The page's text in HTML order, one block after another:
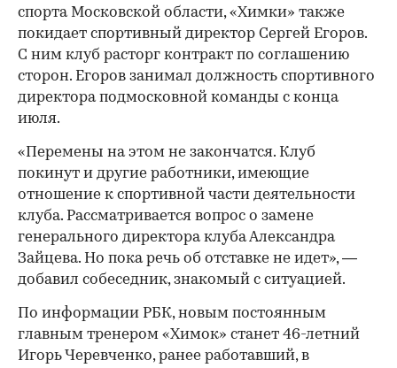
00:00
спорта Московской области, «Химки» также
покидает спортивный директор Сергей Егоров.
С ним клуб расторг контракт по соглашению
сторон. Егоров занимал должность спортивного
директора подмосковной команды с конца
июля.
«Перемены на этом не закончатся. Клуб
покинут и другие работники, имеющие
отношение к спортивной части деятельности
клуба. Рассматривается вопрос о замене
генерального директора клуба Александра
Зайцева. Но пока речь об отставке не идет», —
добавил собеседник, знакомый с ситуацией.
По информации РБК, новым постоянным
главным тренером «Химок» станет 46-летний
Игорь Черевченко, ранее работавший, в